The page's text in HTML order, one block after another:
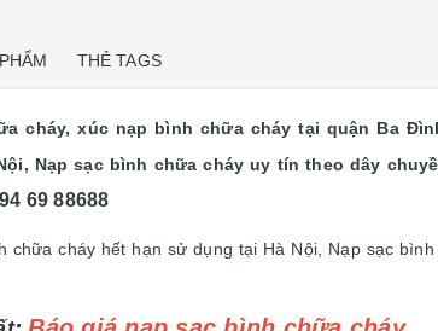
THẺ TAGS
cháy, xúc nạp bình chữa cháy tại quận Ba
Nạp sạc bình chữa cháy uy tín theo dây
69 88688
chữa cháy hết hạn sử dụng tại Hà Nội, Nạp sạc